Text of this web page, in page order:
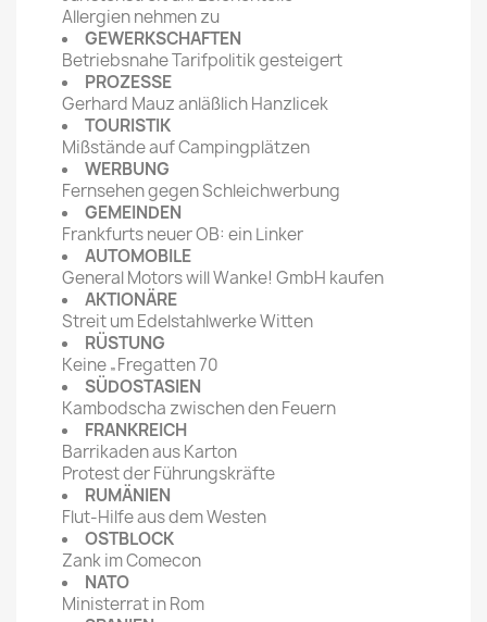
Allergien nehmen zu
GEWERKSCHAFTEN
Betriebsnahe Tarifpolitik gesteigert
PROZESSE
Gerhard Mauz anläßlich Hanzlicek
TOURISTIK
Mißstände auf Campingplätzen
WERBUNG
Fernsehen gegen Schleichwerbung
GEMEINDEN
Frankfurts neuer OB: ein Linker
AUTOMOBILE
General Motors will Wanke! GmbH kaufen
AKTIONÄRE
Streit um Edelstahlwerke Witten
RÜSTUNG
Keine „Fregatten 70
SÜDOSTASIEN
Kambodscha zwischen den Feuern
FRANKREICH
Barrikaden aus Karton
Protest der Führungskräfte
RUMÄNIEN
Flut-Hilfe aus dem Westen
OSTBLOCK
Zank im Comecon
NATO
Ministerrat in Rom